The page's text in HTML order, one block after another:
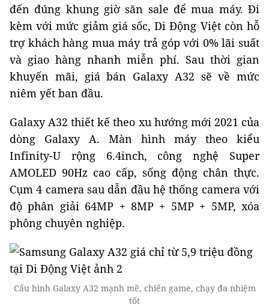
đến đúng khung giờ săn sale để mua máy. Đi
kèm với mức giảm giá sốc, Di Động Việt còn hỗ
trợ khách hàng mua máy trả góp với 0% lãi suất
và giao hàng nhanh miễn phí. Sau thời gian
khuyến mãi, giá bán Galaxy A32 sẽ về mức
niêm yết ban đầu.
Galaxy A32 thiết kế theo xu hướng mới 2021 của
dòng Galaxy A. Màn hình máy theo kiểu
Infinity-U rộng 6.4inch, công nghệ Super
AMOLED 90Hz cao cấp, sống động chân thực.
Cụm 4 camera sau dẫn đầu hệ thống camera với
độ phân giải 64MP + 8MP + 5MP + 5MP, xóa
phông chuyên nghiệp.
Cấu hình Galaxy A32 mạnh mẽ, chiến game, chạy đa nhiệm
tốt